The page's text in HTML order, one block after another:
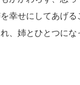
幸せにしてあげ
、姉とひとつにな